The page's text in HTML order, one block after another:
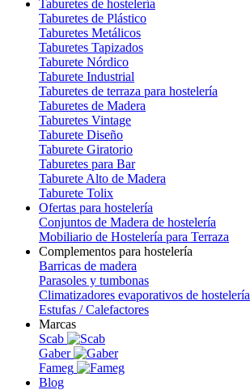
Taburetes de hostelería
Taburetes de Plástico
Taburetes Metálicos
Taburetes Tapizados
Taburete Nórdico
Taburete Industrial
Taburetes de terraza para hostelería
Taburetes de Madera
Taburetes Vintage
Taburete Diseño
Taburete Giratorio
Taburetes para Bar
Taburete Alto de Madera
Taburete Tolix
Ofertas para hostelería
Conjuntos de Madera de hostelería
Mobiliario de Hostelería para Terraza
Complementos para hostelería
Barricas de madera
Parasoles y tumbonas
Climatizadores evaporativos de hostelería
Estufas / Calefactores
Marcas
Scab
Gaber
Fameg
Blog